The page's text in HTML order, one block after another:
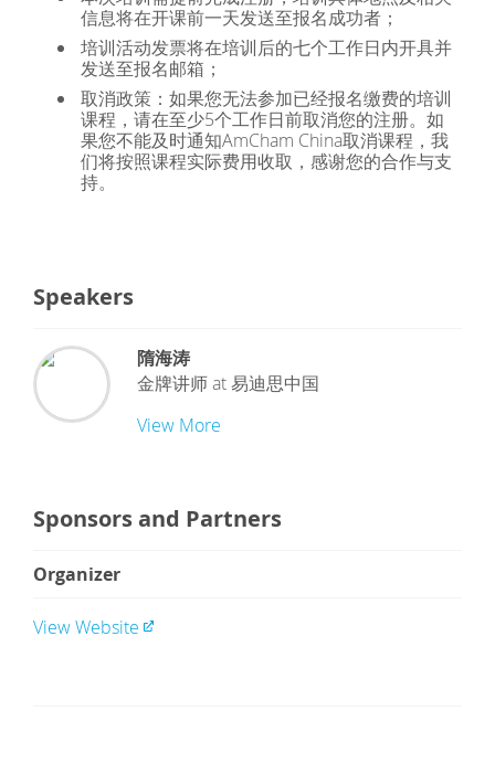
信息将在开课前一天发送至报名成功者；
培训活动发票将在培训后的七个工作日内开具并
发送至报名邮箱；
取消政策：如果您无法参加已经报名缴费的培训
课程，请在至少5个工作日前取消您的注册。如
果您不能及时通知AmCham China取消课程，我
们将按照课程实际费用收取，感谢您的合作与支
持。
Speakers
隋海涛
金牌讲师at易迪思中国
View More
Sponsors and Partners
Organizer
View Website